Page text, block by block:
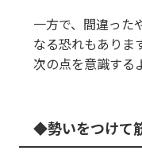
一方で、間違った
なる恐れもありま
次の点を意識する
勢いをつけて